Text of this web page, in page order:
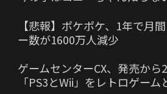
【悲報】ポケポケ、1年で月
ー数が1600万人減少
ゲームセンターCX、発売から
「PS3とWii」をレトロゲー